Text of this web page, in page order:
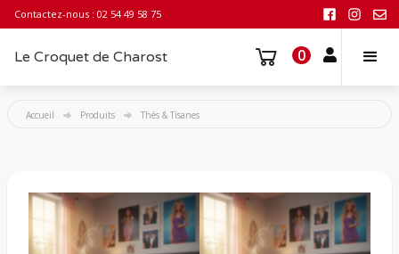
Contactez-nous : 02 54 49 58 75
Le Croquet de Charost 0
Accueil Produits Thés & Tisanes